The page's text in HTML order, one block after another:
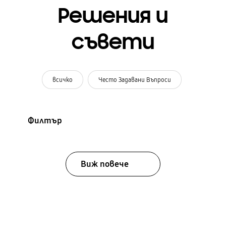
Решения и
съвети
всичко Често Задавани Въпроси
Филтър
Виж повече